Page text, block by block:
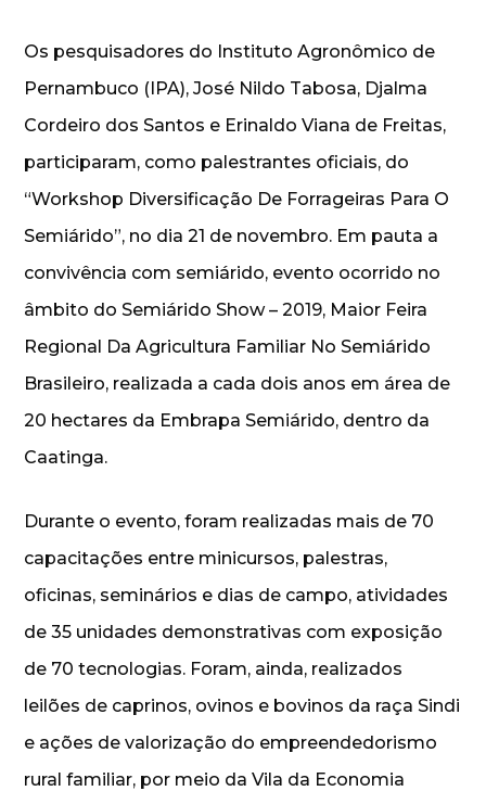
Os pesquisadores do Instituto Agronômico de
Pernambuco (IPA), José Nildo Tabosa, Djalma
Cordeiro dos Santos e Erinaldo Viana de Freitas,
participaram, como palestrantes oficiais, do
“Workshop Diversificação De Forrageiras Para O
Semiárido”, no dia 21 de novembro. Em pauta a
convivência com semiárido, evento ocorrido no
âmbito do Semiárido Show – 2019, Maior Feira
Regional Da Agricultura Familiar No Semiárido
Brasileiro, realizada a cada dois anos em área de
20 hectares da Embrapa Semiárido, dentro da
Caatinga.
Durante o evento, foram realizadas mais de 70
capacitações entre minicursos, palestras,
oficinas, seminários e dias de campo, atividades
de 35 unidades demonstrativas com exposição
de 70 tecnologias. Foram, ainda, realizados
leilões de caprinos, ovinos e bovinos da raça Sindi
e ações de valorização do empreendedorismo
rural familiar, por meio da Vila da Economia